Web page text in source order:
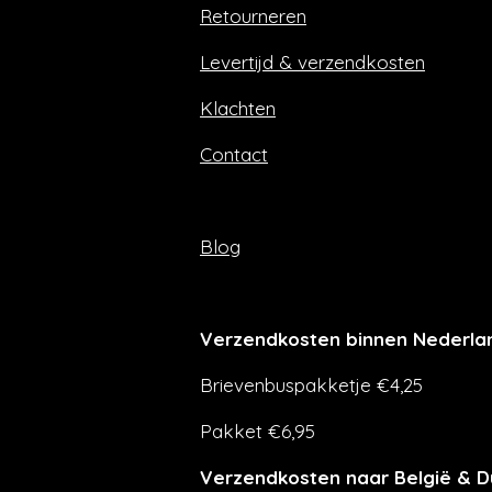
o
r
m
Retourneren
Levertijd & verzendkosten
Klachten
Contact
Blog
Verzendkosten binnen
Brievenbuspakketje €4,25
Pakket €6,95
Verzendkosten naar België &